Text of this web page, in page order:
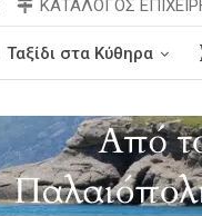
ΚΑΤΑΛΟΓΟΣ
Ταξίδι στα Κύθηρα